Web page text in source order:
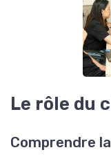
Le rôle du
Comprendre